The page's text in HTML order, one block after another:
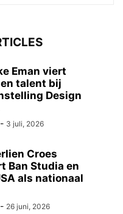
Eman viert
talent bij
Design
- 3 juli, 2026
Croes
Ban Studia en
als nationaal
- 26 juni, 2026